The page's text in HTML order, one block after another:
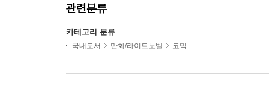
관련분류
카테고리 분류
국내도서 만화/라이트노벨 코믹